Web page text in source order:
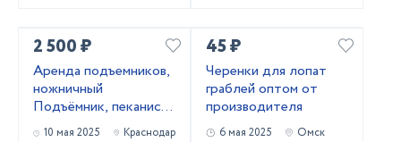
2 500 ₽
Аренда подъемников,
ножничный
Подъёмник, пеканиска
в аренду
10 мая 2025 Краснодар
45 ₽
Черенки для лопат
граблей оптом от
производителя
6 мая 2025 Омск